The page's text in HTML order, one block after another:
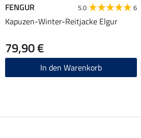
FENGUR 5.0 6
Kapuzen-Winter-Reitjacke Elgur
79,90 €
In den Warenkorb